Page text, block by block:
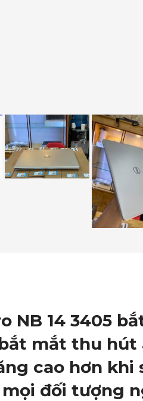
NB 14 3405
mắt thu
cao hơn khi
đối tượng